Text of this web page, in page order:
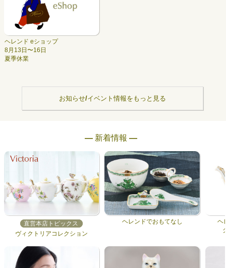
ヘレンド eショップ
8月13日〜16日
夏季休業
お知らせ/イベント情報をもっと見る
― 新着情報 ―
直営本店トピックス
ヴィクトリアコレクション
ヘレンドでおもてなし
ヘ